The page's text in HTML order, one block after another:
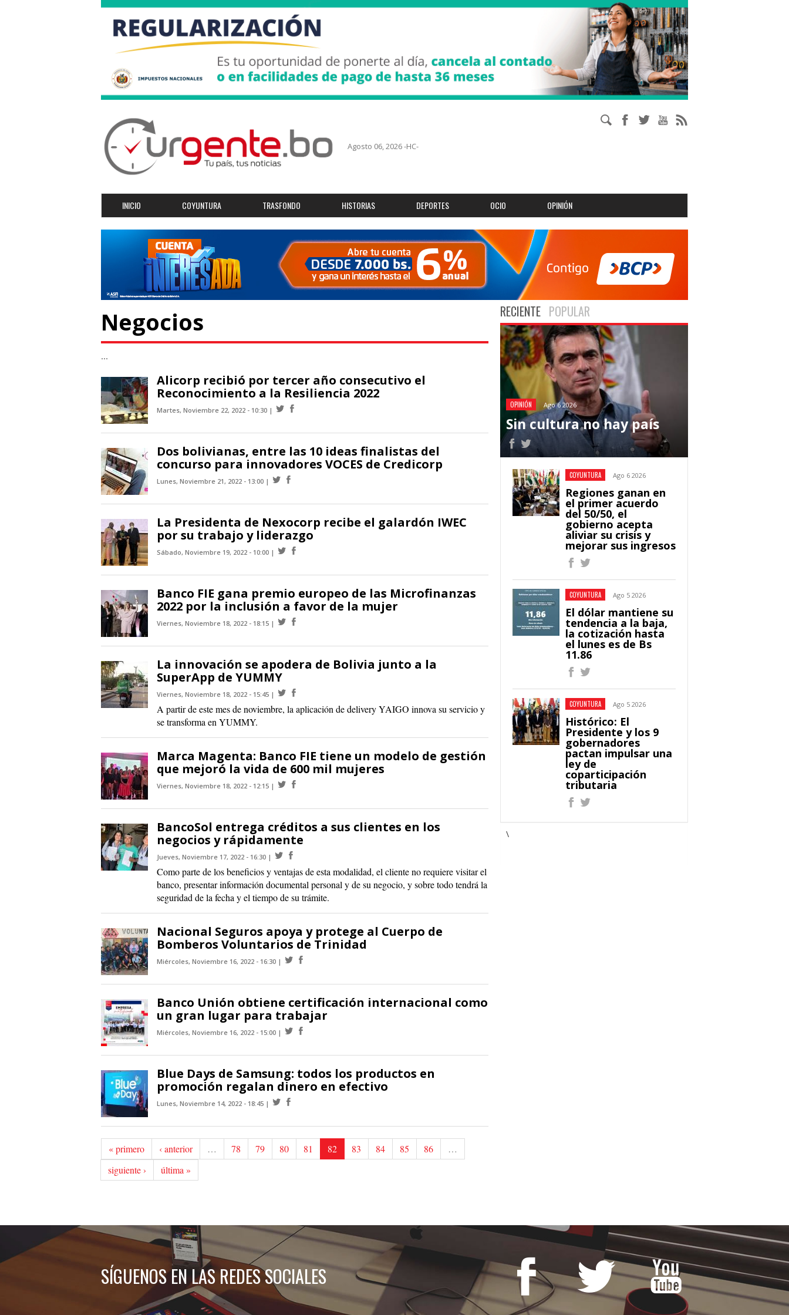
Agosto 06, 2026 -HC-
INICIO COYUNTURA TRASFONDO HISTORIAS DEPORTES OCIO OPINIÓN
Negocios
...
Alicorp recibió por tercer año consecutivo el
Reconocimiento a la Resiliencia 2022
Martes, Noviembre 22, 2022 - 10:30
Dos bolivianas, entre las 10 ideas finalistas del
concurso para innovadores VOCES de Credicorp
Lunes, Noviembre 21, 2022 - 13:00
La Presidenta de Nexocorp recibe el galardón IWEC
por su trabajo y liderazgo
Sábado, Noviembre 19, 2022 - 10:00
Banco FIE gana premio europeo de las Microfinanzas
2022 por la inclusión a favor de la mujer
Viernes, Noviembre 18, 2022 - 18:15
La innovación se apodera de Bolivia junto a la
SuperApp de YUMMY
Viernes, Noviembre 18, 2022 - 15:45
A partir de este mes de noviembre, la aplicación de delivery YAIGO innova su servicio y
se transforma en YUMMY.
Marca Magenta: Banco FIE tiene un modelo de gestión
que mejoró la vida de 600 mil mujeres
Viernes, Noviembre 18, 2022 - 12:15
BancoSol entrega créditos a sus clientes en los
negocios y rápidamente
Jueves, Noviembre 17, 2022 - 16:30
Como parte de los beneficios y ventajas de esta modalidad, el cliente no requiere visitar el
banco, presentar información documental personal y de su negocio, y sobre todo tendrá la
seguridad de la fecha y el tiempo de su trámite.
Nacional Seguros apoya y protege al Cuerpo de
Bomberos Voluntarios de Trinidad
Miércoles, Noviembre 16, 2022 - 16:30
Banco Unión obtiene certificación internacional como
un gran lugar para trabajar
Miércoles, Noviembre 16, 2022 - 15:00
Blue Days de Samsung: todos los productos en
promoción regalan dinero en efectivo
Lunes, Noviembre 14, 2022 - 18:45
« primero ‹ anterior … 78 79 80 81 82 83 84 85 86
…
siguiente ›
última »
RECIENTE POPULAR
OPINIÓN Ago 6 2026
Sin cultura no hay país
COYUNTURA Ago 6 2026
Regiones ganan en
el primer acuerdo
del 50/50, el
gobierno acepta
aliviar su crisis y
mejorar sus ingresos
COYUNTURA Ago 5 2026
El dólar mantiene su
tendencia a la baja,
la cotización hasta
el lunes es de Bs
11.86
COYUNTURA Ago 5 2026
Histórico: El
Presidente y los 9
gobernadores
pactan impulsar una
ley de
coparticipación
tributaria
\
SÍGUENOS EN LAS REDES SOCIALES